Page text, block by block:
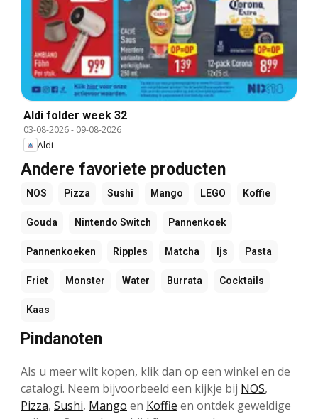
Aldi folder week 32
03-08-2026- 09-08-2026
Aldi
Andere favoriete producten
NOS Pizza Sushi Mango LEGO Koffie
Gouda Nintendo Switch Pannenkoek
Pannenkoeken Ripples Matcha Ijs Pasta
Friet Monster Water Burrata Cocktails
Kaas
Pindanoten
Als u meer wilt kopen, klik dan op een winkel en de
catalogi. Neem bijvoorbeeld een kijkje bij NOS,
Pizza, Sushi, Mango en Koffie en ontdek geweldige